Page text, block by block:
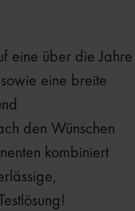
eine über die Jahre
eine breite
den Wünschen
kombiniert